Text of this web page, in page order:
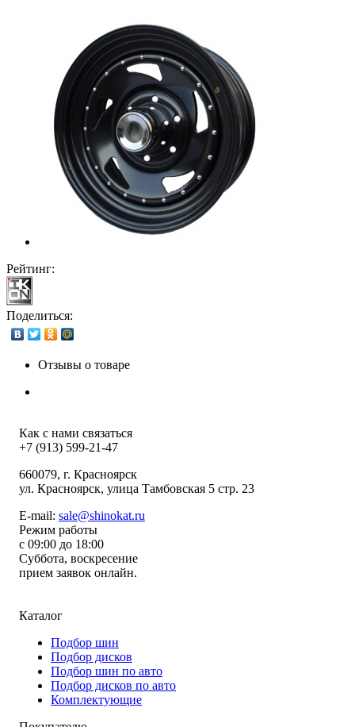
Рейтинг:
Поделиться:
Отзывы о товаре
Как с нами связаться
+7 (913) 599-21-47
660079, г. Красноярск
ул. Красноярск, улица Тамбовская 5 стр. 23
E-mail: sale@shinokat.ru
Режим работы
с 09:00 до 18:00
Суббота, воскресение
прием заявок онлайн.
Каталог
Подбор шин
Подбор дисков
Подбор шин по авто
Подбор дисков по авто
Комплектующие